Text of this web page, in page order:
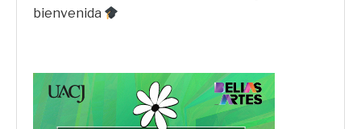
bienvenida